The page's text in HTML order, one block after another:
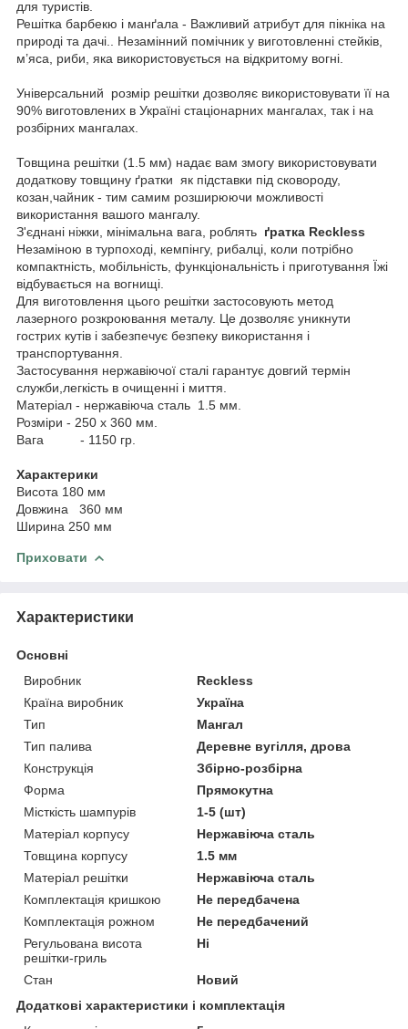
для туристів.
Решітка барбекю і манґала - Важливий атрибут для пікніка на
природі та дачі.. Незамінний помічник у виготовленні стейків,
м’яса, риби, яка використовується на відкритому вогні.
Універсальний розмір решітки дозволяє використовувати її на
90% виготовлених в Україні стаціонарних мангалах, так і на
розбірних мангалах.
Товщина решітки (1.5 мм) надає вам змогу використовувати
додаткову товщину ґратки як підставки під сковороду,
козан,чайник - тим самим розширюючи можливості
використання вашого мангалу.
З'єднані ніжки, мінімальна вага, роблять ґратка Reckless
Незаміною в турпоході, кемпінгу, рибалці, коли потрібно
компактність, мобільність, функціональність і приготування Їжі
відбувається на вогнищі.
Для виготовлення цього решітки застосовують метод
лазерного розкроювання металу. Це дозволяє уникнути
гострих кутів і забезпечує безпеку використання і
транспортування.
Застосування нержавіючої сталі гарантує довгий термін
служби,легкість в очищенні і миття.
Матеріал - нержавіюча сталь 1.5 мм.
Розміри - 250 х 360 мм.
Вага - 1150 гр.
Характерики
Висота 180 мм
Довжина 360 мм
Ширина 250 мм
Приховати
Характеристики
Основні
Виробник
Reckless
Країна виробник
Україна
Тип
Мангал
Тип палива
Деревне вугілля, дрова
Конструкція
Збірно-розбірна
Форма
Прямокутна
Місткість шампурів
1-5 (шт)
Матеріал корпусу
Нержавіюча сталь
Товщина корпусу
1.5 мм
Матеріал решітки
Нержавіюча сталь
Комплектація кришкою
Не передбачена
Комплектація рожном
Не передбачений
Регульована висота
решітки-гриль
Ні
Стан
Новий
Додаткові характеристики і комплектація